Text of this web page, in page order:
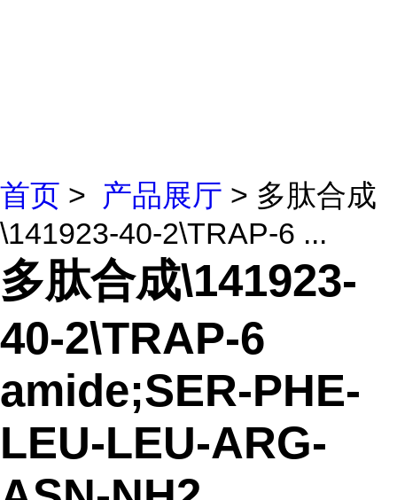
首页 > 产品展厅 > 多肽合成
\141923-40-2\TRAP-6 ...
多肽合成\141923-
40-2\TRAP-6
amide;SER-PHE-
LEU-LEU-ARG-